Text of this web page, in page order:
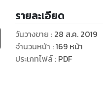
จำเป็นและเหมาะสมแก่
ให้” มาตรา 71 บัญญัติว่า “รัฐพึงให้ความช่วยเหลือ.. คนพิการ.... และผู้ด้อยโอกาสให้สามารถดำรงชีวิตได้
อย่างมีคุณภาพ และคุ้มค
รวมตลอดทั้งให้การบำบัด ฟื้นฟู
ประเภทดังกล่าวหรือผู้
รายละเอียด
วันวางขาย : 28 ส.ค. 2019
จำนวนหน้า :169 หน้า
ประเภทไฟล์: PDF